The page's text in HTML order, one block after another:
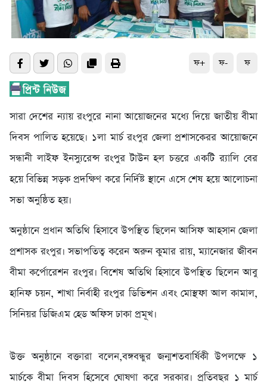
ফ+ ফ- ফ
সারা দেশের ন্যায় রংপুরে নানা আয়োজনের মধ্যে দিয়ে জাতীয় বীমা
দিবস পালিত হয়েছে। ১লা মার্চ রংপুর জেলা প্রশাসকেরর আয়োজনে
সন্ধানী লাইফ ইনস্যুরেন্স রংপুর টাউন হল চত্তরে একটি র‍্যালি বের
হয়ে বিভিন্ন সড়ক প্রদক্ষিণ করে নির্দিষ্ট স্থানে এসে শেষ হয়ে আলোচনা
সভা অনুষ্ঠিত হয়।
অনুষ্ঠানে প্রধান অতিথি হিসাবে উপস্থিত ছিলেন আসিফ আহসান জেলা
প্রশাসক রংপুর। সভাপতিত্ব করেন অরুন কুমার রায়, ম্যানেজার জীবন
বীমা কর্পোরেশন রংপুর। বিশেষ অতিথি হিসাবে উপস্থিত ছিলেন আবু
হানিফ চয়ন, শাখা নির্বাহী রংপুর ডিভিশন এবং মোস্থফা আল কামাল,
সিনিয়র ডিজিএম হেড অফিস ঢাকা প্রমূখ।
উক্ত অনুষ্ঠানে বক্তারা বলেন,বঙ্গবন্ধুর জন্মশতবার্ষিকী উপলক্ষে ১
মার্চকে বীমা দিবস হিসেবে ঘোষণা করে সরকার। প্রতিবছর ১ মার্চ